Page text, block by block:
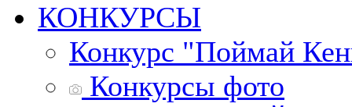
КОНКУРСЫ
Конкурс "Поймай
Конкурсы фото